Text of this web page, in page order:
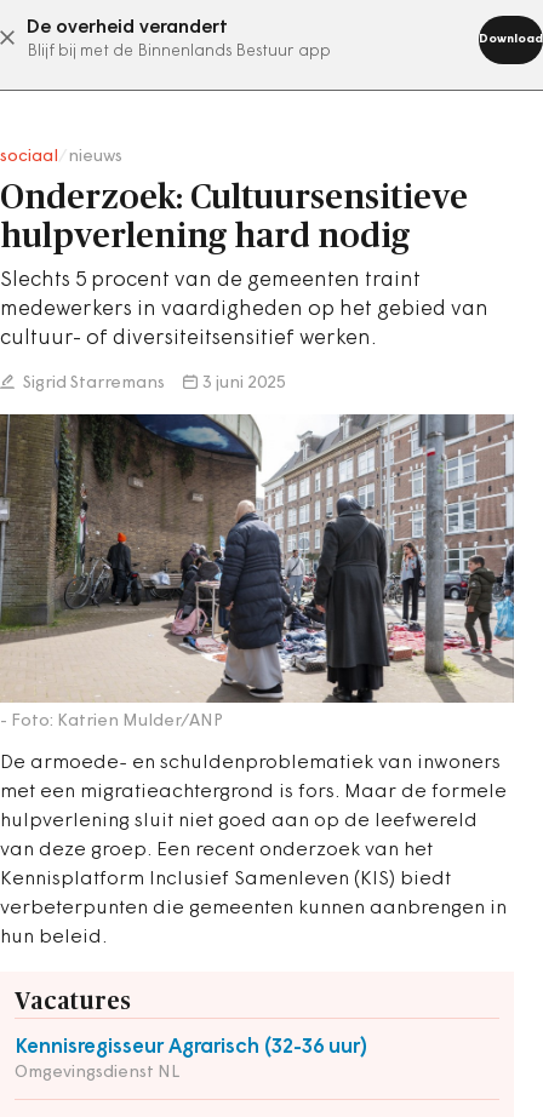
De overheid verandert
Blijf bij met de Binnenlands Bestuur app
Download
abonneer nu
sociaal nieuws
Onderzoek: Cultuursensitieve
hulpverlening hard nodig
Slechts 5 procent van de gemeenten traint
medewerkers in vaardigheden op het gebied van
cultuur- of diversiteitsensitief werken.
Sigrid Starremans 3 juni 2025
- Foto: Katrien Mulder/ANP
De armoede- en schuldenproblematiek van inwoners
met een migratieachtergrond is fors. Maar de formele
hulpverlening sluit niet goed aan op de leefwereld
van deze groep. Een recent onderzoek van het
Kennisplatform Inclusief Samenleven (KIS) biedt
verbeterpunten die gemeenten kunnen aanbrengen in
hun beleid.
Vacatures
Kennisregisseur Agrarisch (32-36 uur)
Omgevingsdienst NL